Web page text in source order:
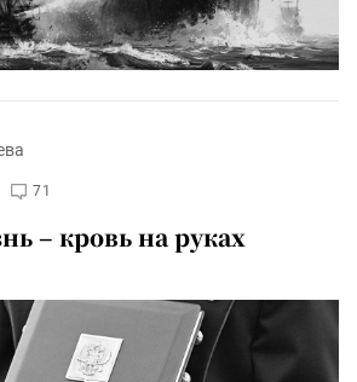
71
– кровь на руках